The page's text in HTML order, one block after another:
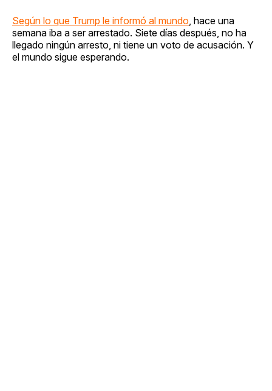
Según lo que Trump le informó al mundo , hace una
semana iba a ser arrestado. Siete días después, no ha
llegado ningún arresto, ni tiene un voto de acusación. Y
el mundo sigue esperando.